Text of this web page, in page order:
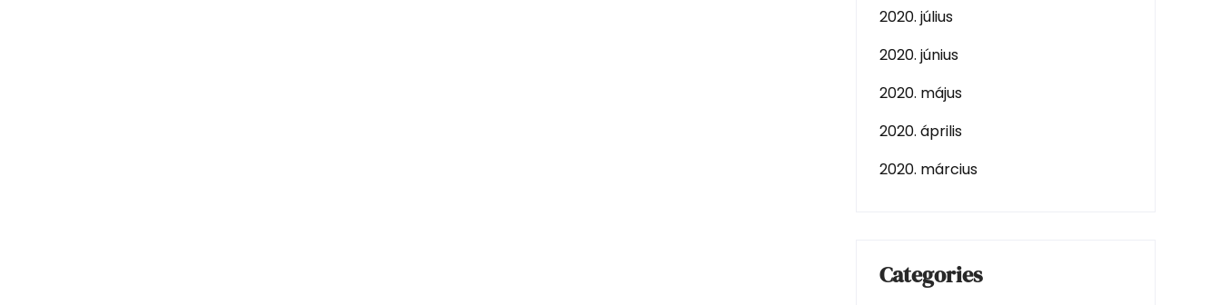
2020. július
2020. június
2020. május
2020. április
2020. március
Categories